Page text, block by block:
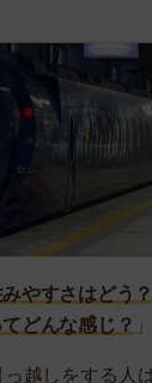
やすさはどう？
どんな感じ？ 」
越しをする人